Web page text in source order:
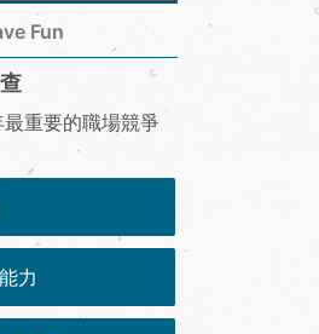
Fun
重要的職場競爭
力